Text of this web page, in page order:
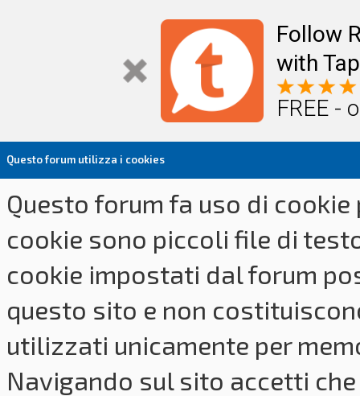
Follow
with
FREE -
Questo forum utilizza i cookies
Questo forum fa uso di
cookie sono piccoli file di
cookie impostati dal forum
questo sito e non
utilizzati unicamente per
Navigando sul sito accetti